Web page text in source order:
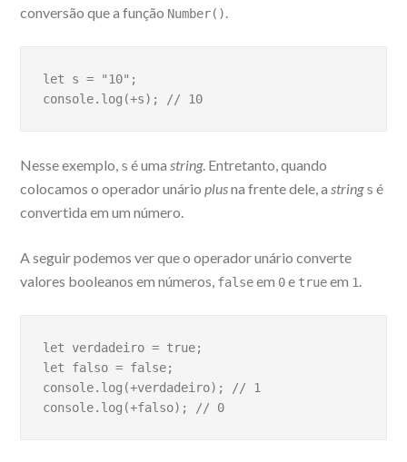
conversão que a função Number()
let s = "10";
console.log(+s); // 10
Nesse exemplo, s é uma string. Entretanto, quando
colocamos o operador unário plusna frente dele, a string s é
convertida em um número.
A seguir podemos ver que o operador unário converte
valores booleanos em números, falseem 0e trueem 1
let verdadeiro = true;
let falso = false;
console.log(+verdadeiro); // 1
console.log(+falso); // 0